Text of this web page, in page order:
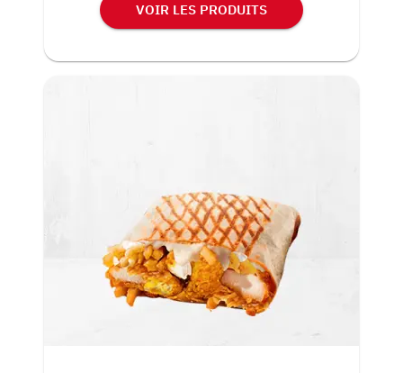
VOIR LES PRODUITS